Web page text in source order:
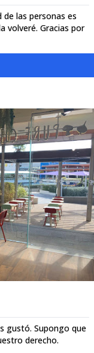
las personas es
volveré. Gracias por
gustó. Supongo que
derecho.